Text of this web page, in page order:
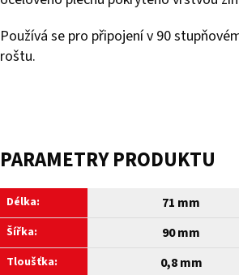
Používá se pro připojení v 90
roštu.
PARAMETRY PRODUKTU
Délka: 71 mm
Šířka: 90 mm
Tloušťka: 0,8 mm